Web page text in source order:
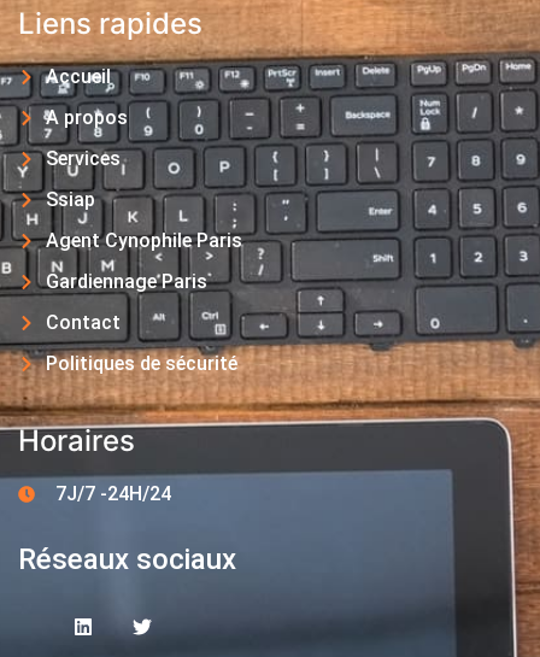
Liens rapides
Accueil
A propos
Services
Ssiap
Agent Cynophile Paris
Gardiennage Paris
Contact
Politiques de sécurité
Horaires
7J/7 -24H/24
Réseaux sociaux